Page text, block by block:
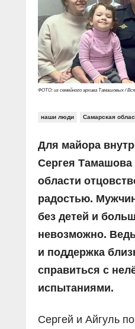
Социальные ролики
Документальные
Прямой разговор
В знании сила
Специальный репортаж
КиберПОСТОВОЙ
Газета «Щит и меч»
Журнал «Полиция
О ПОРТАЛЕ
Контакты
Вакансии
ФОТО: из семейного архива Тамашовых / Вся
наши люди Самарская
Для майора
Сергея Тамашова
области
радостью.
без детей и
невозможно.
и поддержка
справиться с
испытаниями.
Сергей и Айгуль